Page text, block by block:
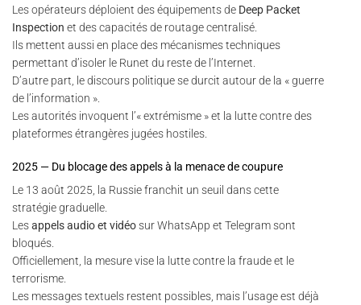
Les opérateurs déploient des équipements de Deep Packet
Inspection et des capacités de routage centralisé.
Ils mettent aussi en place des mécanismes techniques
permettant d’isoler le Runet du reste de l’Internet.
D’autre part, le discours politique se durcit autour de la « guerre
de l’information ».
Les autorités invoquent l’« extrémisme » et la lutte contre des
plateformes étrangères jugées hostiles.
2025 — Du blocage des appels à la menace de coupure
Le 13 août 2025, la Russie franchit un seuil dans cette
stratégie graduelle.
Lesappels audio et vidéosur WhatsApp et Telegram sont
bloqués.
Officiellement, la mesure vise la lutte contre la fraude et le
terrorisme.
Les messages textuels restent possibles, mais l’usage est déjà